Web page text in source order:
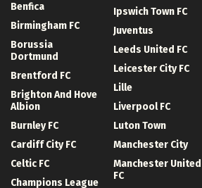
Benfica
Birmingham FC
Borussia
Dortmund
Brentford FC
Brighton And Hove
Albion
Burnley FC
Cardiff City FC
Celtic FC
Champions League
Ipswich Town FC
Juventus
Leeds United FC
Leicester City FC
Lille
Liverpool FC
Luton Town
Manchester City
Manchester United
FC